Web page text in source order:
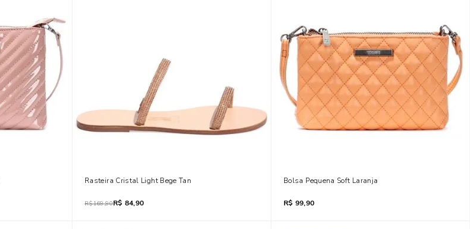
Rasteira Cristal Light Bege Tan
R$169,90R$ 84,90
Bolsa Pequena Soft Laranja
R$ 99,90